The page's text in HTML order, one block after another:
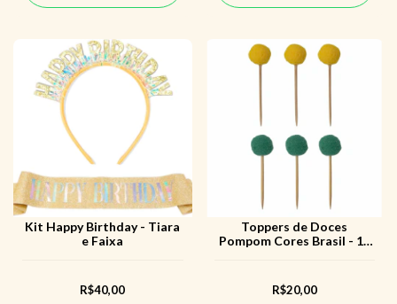
Kit Happy Birthday - Tiara
e Faixa
R$40,00
Toppers de Doces
Pompom Cores Brasil - 10
R$20,00